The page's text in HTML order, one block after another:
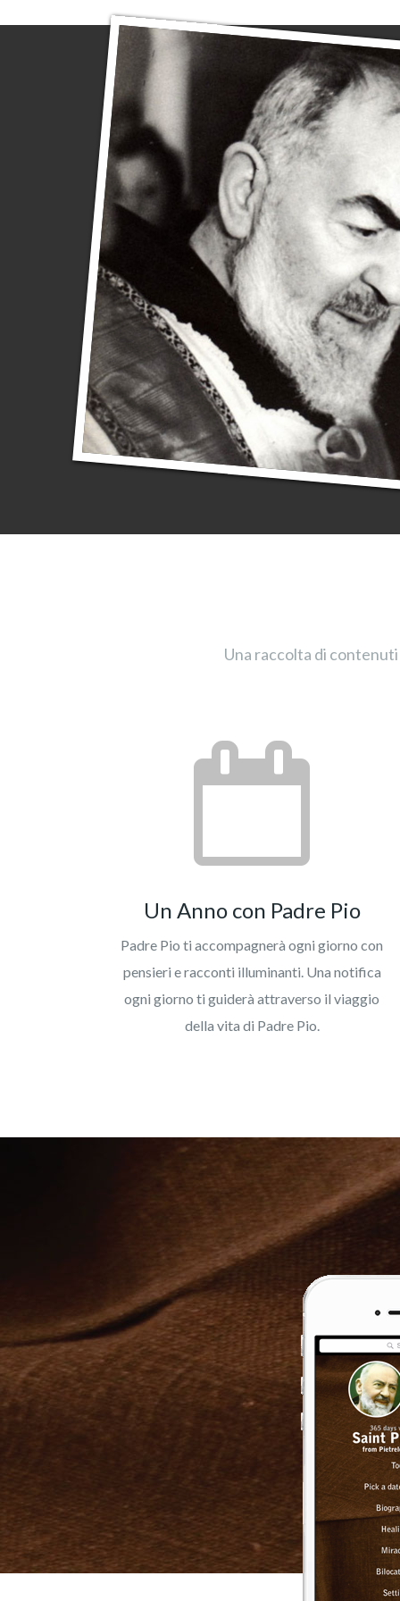
Una raccolta di
Un Anno con Padre Pio
Padre Pio ti accompagnerà ogni giorno con
pensieri e racconti illuminanti. Una notifica
ogni giorno ti guiderà attraverso il viaggio
della vita di Padre Pio.